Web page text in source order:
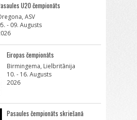
U20 čempionāts
ASV
- 09. Augusts
Eiropas čempionāts
Birmingema, Lielbritānija
10. - 16. Augusts
2026
Pasaules čempionāts skriešanā